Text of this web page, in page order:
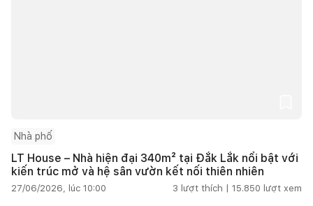
Nhà phố
LT House – Nhà hiện đại 340m² tại Đắk Lắk nổi bật với
kiến trúc mở và hệ sân vườn kết nối thiên nhiên
27/06/2026, lúc 10:00 3 lượt thích | 15.850 lượt xem